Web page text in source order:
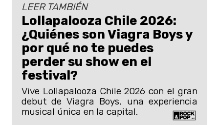
LEER TAMBIÉN
Lollapalooza Chile 2026:
¿Quiénes son Viagra Boys y
por qué no te puedes
perder su show en el
festival?
Vive Lollapalooza Chile 2026 con el gran
debut de Viagra Boys, una experiencia
musical única en la capital.